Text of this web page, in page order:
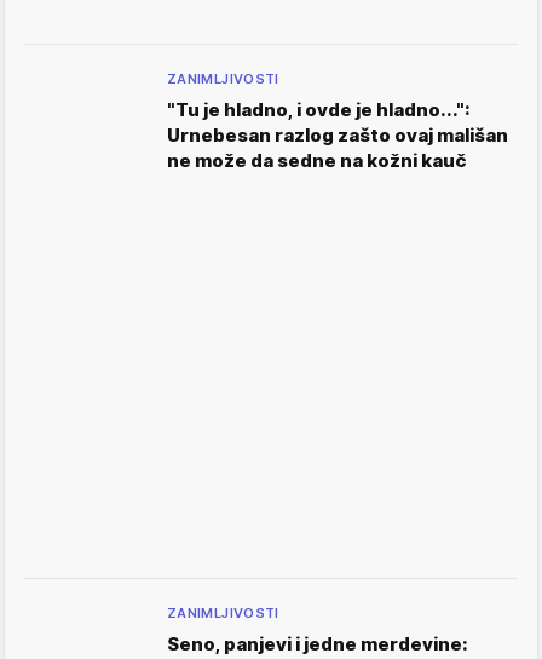
ZANIMLJIVOSTI
"Tu je hladno, i ovde je hladno...":
Urnebesan razlog zašto ovaj mališan
ne može da sedne na kožni kauč
ZANIMLJIVOSTI
Seno, panjevi i jedne merdevine: